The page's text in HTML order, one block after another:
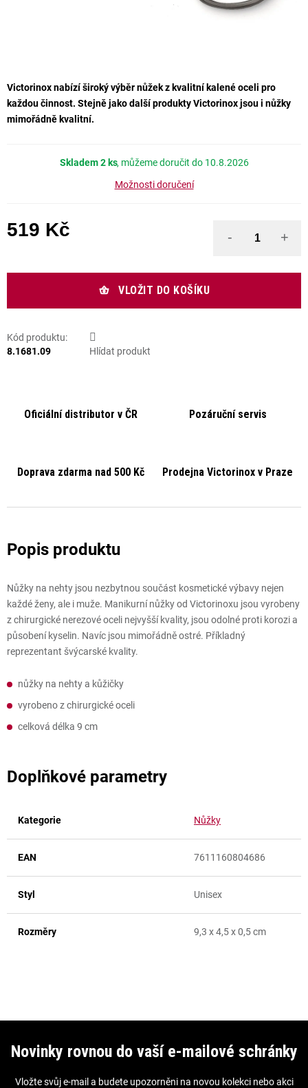
Victorinox nabízí široký výběr nůžek z kvalitní kalené oceli pro
každou činnost. Stejně jako další produkty Victorinox jsou i nůžky
mimořádně kvalitní.
Skladem2 ks
10.8.2026
Možnosti doručení
519 Kč
VLOŽIT DO KOŠÍKU
Kód produktu:
8.1681.09
Hlídat produkt
Oficiální distributor v ČR Pozáruční servis
Doprava zdarma nad 500 Kč Prodejna Victorinox v Praze
Nůžky na nehty jsou nezbytnou součást kosmetické výbavy nejen
každé ženy, ale i muže. Manikurní nůžky od Victorinoxu jsou vyrobeny
z chirurgické nerezové oceli nejvyšší kvality, jsou odolné proti korozi a
působení kyselin. Navíc jsou mimořádně ostré. Příkladný
reprezentant švýcarské kvality.
nůžky na nehty a kůžičky
vyrobeno z chirurgické oceli
celková délka 9 cm
Doplňkové parametry
Kategorie Nůžky
EAN 7611160804686
Styl Unisex
Rozměry 9,3 x 4,5 x 0,5 cm
Novinky rovnou do vaší e-mailové schránky
Vložte svůj e-mail a budete upozorněni na novou kolekci nebo akci